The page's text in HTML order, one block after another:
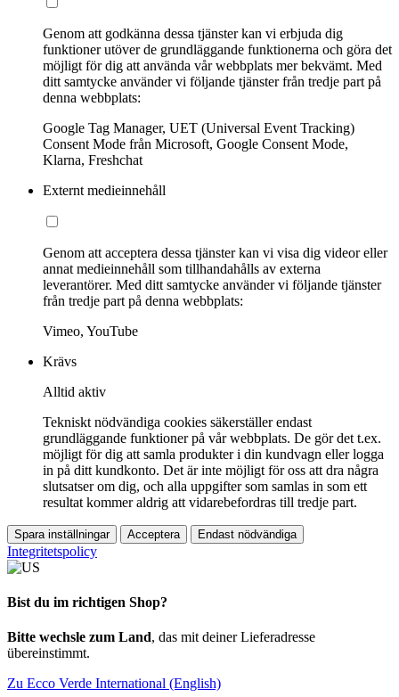
Genom att godkänna dessa tjänster kan vi erbjuda dig
funktioner utöver de grundläggande funktionerna och göra det
möjligt för dig att använda vår webbplats mer bekvämt. Med
ditt samtycke använder vi följande tjänster från tredje part på
denna webbplats:
Google Tag Manager, UET (Universal Event Tracking)
Consent Mode från Microsoft, Google Consent Mode,
Klarna, Freshchat
Externt medieinnehåll
Genom att acceptera dessa tjänster kan vi visa dig videor eller
annat medieinnehåll som tillhandahålls av externa
leverantörer. Med ditt samtycke använder vi följande tjänster
från tredje part på denna webbplats:
Vimeo, YouTube
Krävs
Alltid aktiv
Tekniskt nödvändiga cookies säkerställer endast
grundläggande funktioner på vår webbplats. De gör det t.ex.
möjligt för dig att samla produkter i din kundvagn eller logga
in på ditt kundkonto. Det är inte möjligt för oss att dra några
slutsatser om dig, och alla uppgifter som samlas in som ett
resultat kommer aldrig att vidarebefordras till tredje part.
Spara inställningar Acceptera Endast nödvändiga
Integritetspolicy
Bist du im richtigen Shop?
Bitte wechsle zum Land, das mit deiner Lieferadresse
übereinstimmt.
Zu Ecco Verde International (English)